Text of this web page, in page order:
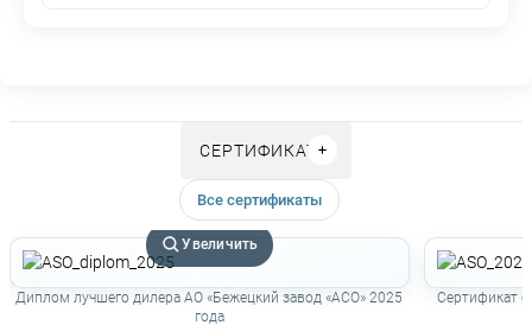
СЕРТИФИКАТЫ
Все сертификаты
Увеличить
Диплом лучшего дилера АО «Бежецкий завод «АСО» 2025
года
Сертификат